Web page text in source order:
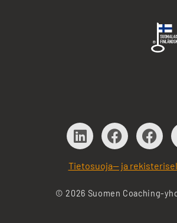
Tietosuoja— ja
© 2026 Suomen Coaching-